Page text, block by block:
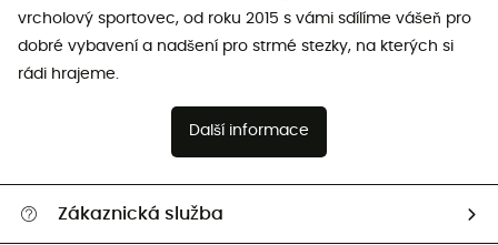
vrcholový sportovec, od roku 2015 s vámi sdílíme vášeň pro
dobré vybavení a nadšení pro strmé stezky, na kterých si
rádi hrajeme.
Další informace
Zákaznická služba